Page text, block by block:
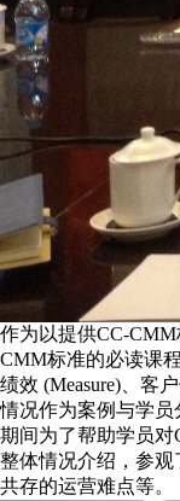
作为以提供CC-
CMM标准的必读课
绩效 (Measure)、客
情况作为案例与学
期间为了帮助学员
整体情况介绍，参
共存的运营难点等。